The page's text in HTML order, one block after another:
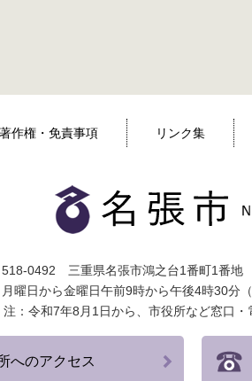
著作権・免責事項 リンク集
518-0492 三重県名張市鴻之台1番町1番地
曜日から金曜日午前9時から午後4時30分
注：令和7年8月1日から、市役所など窓口・
へのアクセス